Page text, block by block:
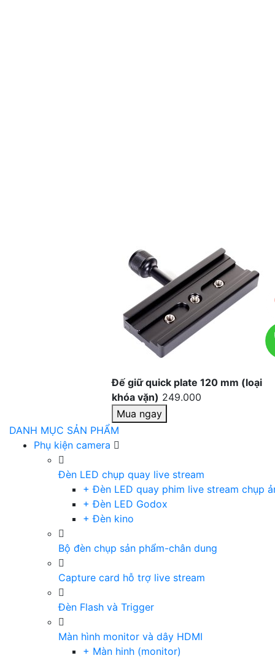
Đế giữ quick plate 120 mm (loại
khóa vặn) 249.000
Mua ngay
DANH MỤC SẢN PHẨM
Phụ kiện camera
Đèn LED chụp quay live stream
+ Đèn LED quay phim live stream chụp
+ Đèn LED Godox
+ Đèn kino
Bộ đèn chụp sản phẩm-chân dung
Capture card hỗ trợ live stream
Đèn Flash và Trigger
Màn hình monitor và dây HDMI
+ Màn hinh (monitor)